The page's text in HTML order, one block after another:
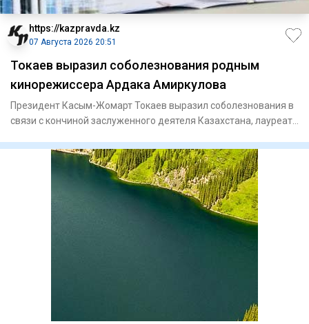
https://kazpravda.kz
07 Августа 2026 20:51
Токаев выразил соболезнования родным
кинорежиссера Ардака Амиркулова
Президент Касым-Жомарт Токаев выразил соболезнования в
связи с кончиной заслуженного деятеля Казахстана, лауреата